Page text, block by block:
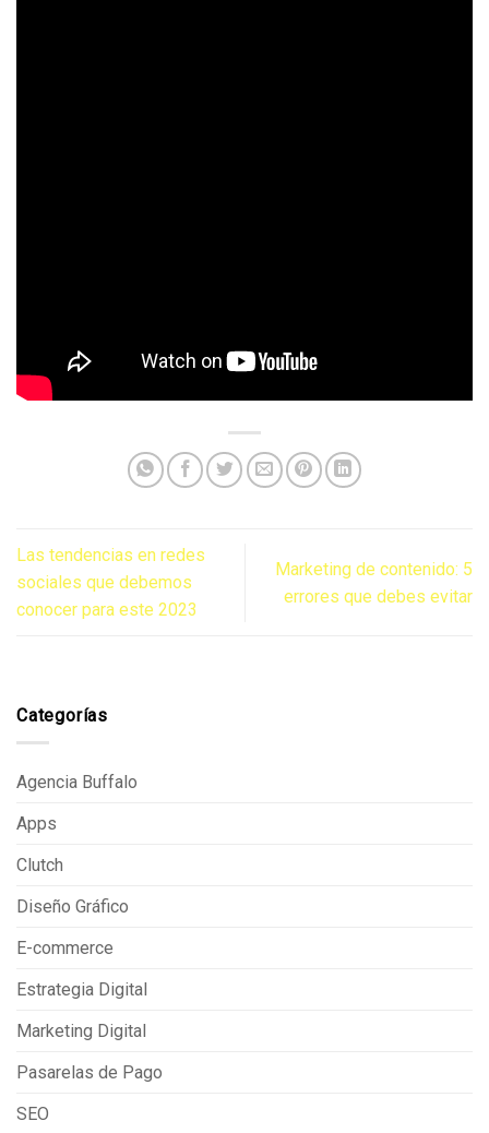
Las tendencias en redes
sociales que debemos
conocer para este 2023
Marketing de contenido: 5
errores que debes evitar
Categorías
Agencia Buffalo
Apps
Clutch
Diseño Gráfico
E-commerce
Estrategia Digital
Marketing Digital
Pasarelas de Pago
SEO